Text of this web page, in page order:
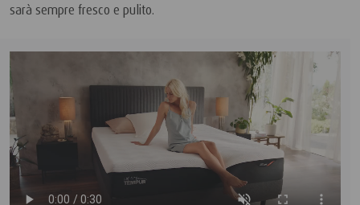
sarà sempre fresco e pulito.